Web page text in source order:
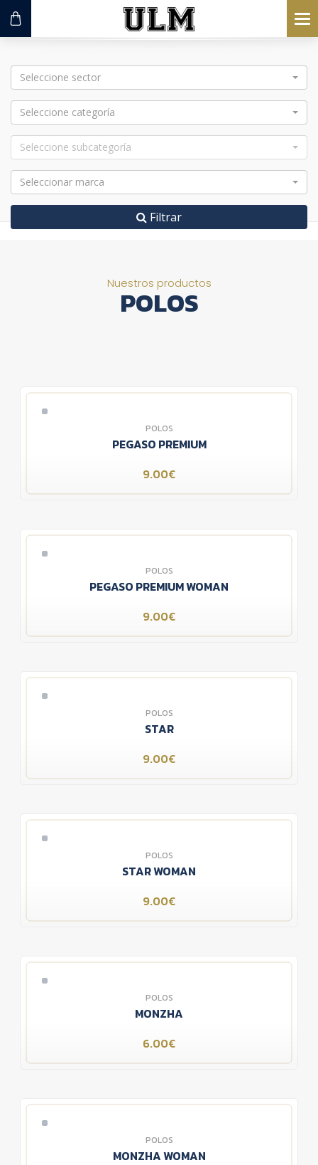
Seleccione sector
Seleccione categoría
Seleccione subcategoría
Seleccionar marca
Filtrar
Nuestros productos
POLOS
POLOS
PEGASO PREMIUM
9.00€
POLOS
PEGASO PREMIUM WOMAN
9.00€
POLOS
STAR
9.00€
POLOS
STAR WOMAN
9.00€
POLOS
MONZHA
6.00€
POLOS
MONZHA WOMAN